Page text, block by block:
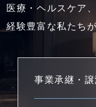
医療・ヘルスケア
経験豊富な私たち
事業承継・